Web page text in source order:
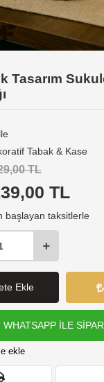
Tasarım
Tabak & Kase
TL
TL
başlayan taksitlerle
Ekle
WHATSAPP İLE
ekle